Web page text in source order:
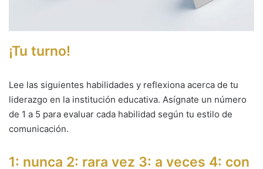
¡Tu turno!
Lee las siguientes habilidades y reflexiona acerca de tu
liderazgo en la institución educativa. Asígnate un número
de 1 a 5 para evaluar cada habilidad según tu estilo de
comunicación.
1: nunca 2: rara vez 3: a veces 4: con